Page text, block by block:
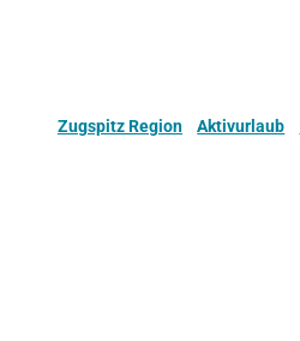
Zugspitz Region Aktivurlaub